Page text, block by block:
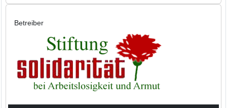
Betreiber